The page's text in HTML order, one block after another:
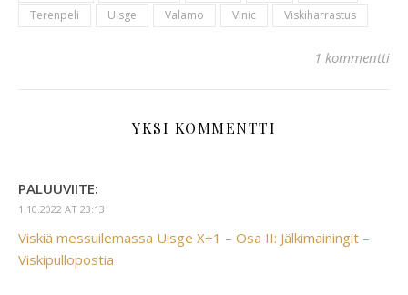
Terenpeli
Uisge Valamo Vinic Viskiharrastus
1 kommentti
YKSI KOMMENTTI
PALUUVIITE:
1.10.2022 AT 23:13
Viskiä messuilemassa Uisge X+1 – Osa II: Jälkimainingit –
Viskipullopostia